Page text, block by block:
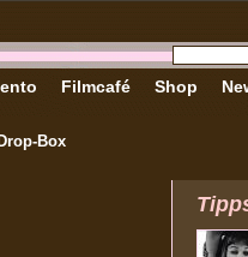
Box
Filmcafé Shop